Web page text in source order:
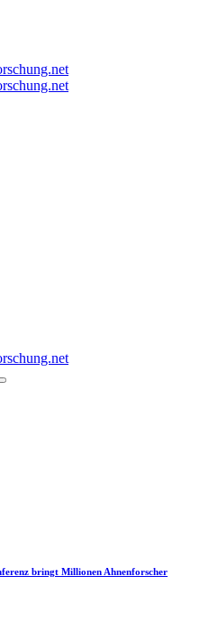
bringt Millionen Ahnenforscher